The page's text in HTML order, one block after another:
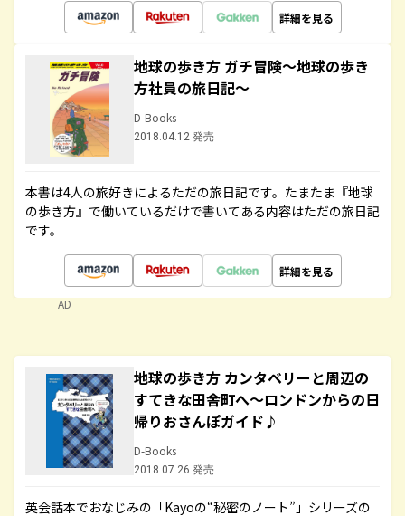
詳細を見る
地球の歩き方 ガチ冒険～地球の歩き
方社員の旅日記～
D-Books
2018.04.12 発売
本書は4人の旅好きによるただの旅日記です。たまたま『地球
の歩き方』で働いているだけで書いてある内容はただの旅日記
です。
詳細を見る
AD
地球の歩き方 カンタベリーと周辺の
すてきな田舎町へ～ロンドンからの日
帰りおさんぽガイド♪
D-Books
2018.07.26 発売
英会話本でおなじみの「Kayoの“秘密のノート”」シリーズの